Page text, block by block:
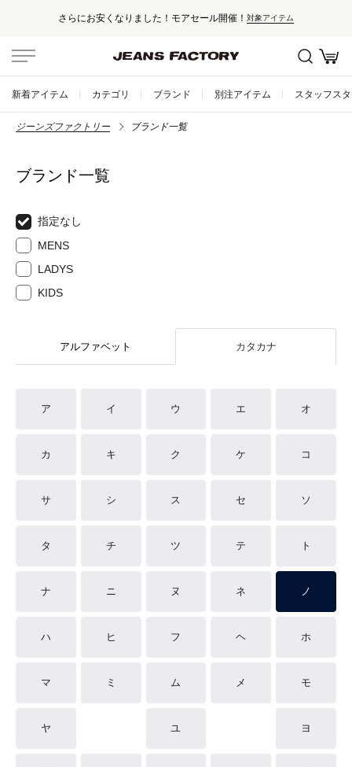
さらにお安くなりました！モアセール開催！ 対象アイテム
新着アイテム カテゴリ ブランド 別注アイテム スタッフス
ジーンズファクトリー ブランド一覧
ブランド一覧
指定なし
MENS
LADYS
KIDS
アルファベット カタカナ
ア イ ウ エ オ
カ キ ク ケ コ
サ シ ス セ ソ
タ チ ツ テ ト
ナ ニ ヌ ネ ノ
ハ ヒ フ ヘ ホ
マ ミ ム メ モ
ヤ ユ ヨ